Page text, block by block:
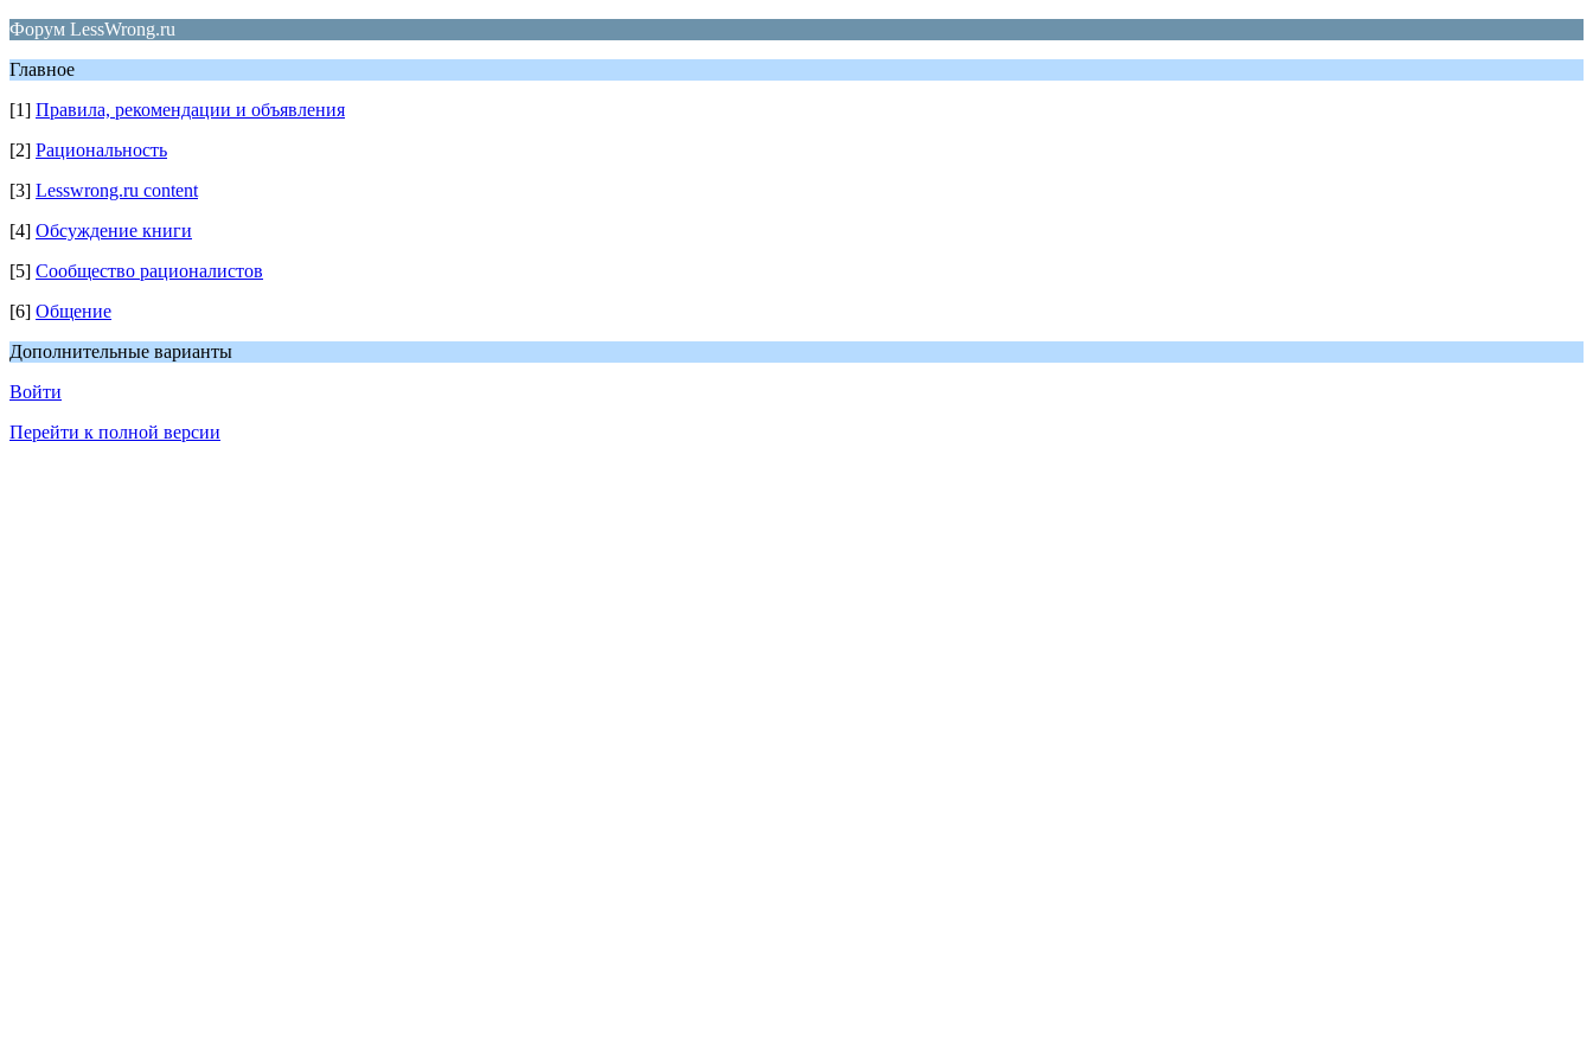
Форум LessWrong.ru
Главное
[1] Правила, рекомендации и объявления
[2] Рациональность
[3] Lesswrong.ru content
[4] Обсуждение книги
[5] Сообщество рационалистов
[6] Общение
Дополнительные варианты
Войти
Перейти к полной версии